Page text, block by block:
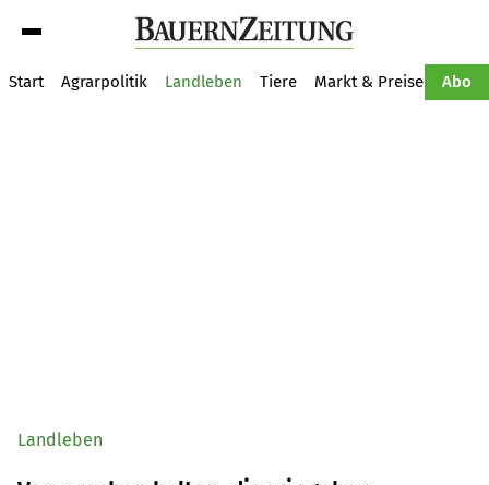
Start Agrarpolitik Landleben Tiere Markt & Preise Abo
Landleben